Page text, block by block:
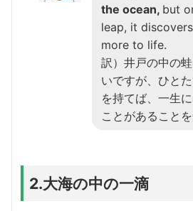
the ocean, but
leap, it
more to life.
訳）井戸の中の
いですが、ひと
を持てば、一生
ことがあることを
2.大海の中の一滴